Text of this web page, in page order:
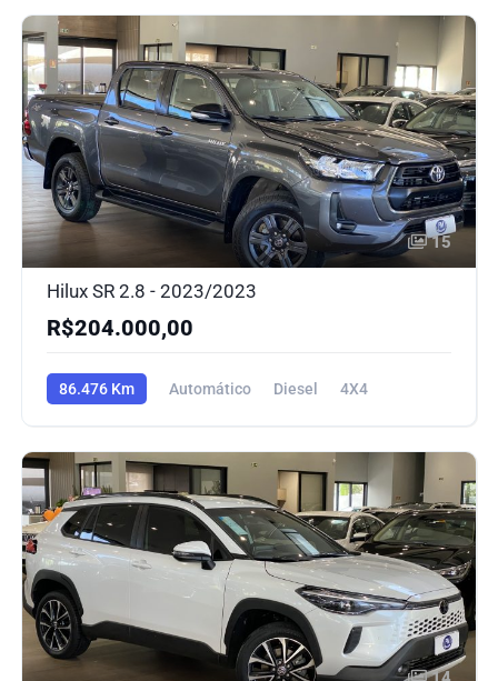
15
Hilux SR 2.8 - 2023/2023
R$204.000,00
86.476 Km Automático Diesel 4X4